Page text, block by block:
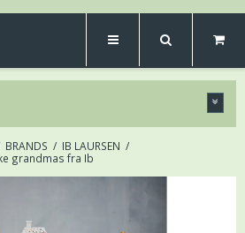
BRANDS / IB LAURSEN /
grandmas fra Ib